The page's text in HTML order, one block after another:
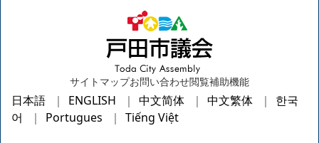
サイトマップお問い合わせ閲覧補助機能
日本語 ENGLISH 中文简体 中文繁体
한국
어
Portugues Tiếng Việt